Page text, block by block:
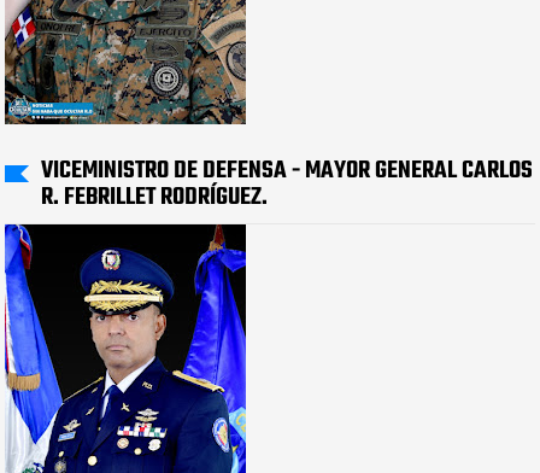
VICEMINISTRO DE DEFENSA - MAYOR GENERAL CARLOS
R. FEBRILLET RODRÍGUEZ.